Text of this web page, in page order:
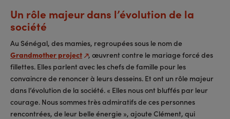
Un rôle majeur dans l’évolution de la
société
Au Sénégal, des mamies, regroupées sous le nom de
Grandmother project , œuvrent contre le mariage forcé des
fillettes. Elles parlent avec les chefs de famille pour les
convaincre de renoncer à leurs desseins. Et ont un rôle majeur
dans l’évolution de la société. « Elles nous ont bluffés par leur
courage. Nous sommes très admiratifs de ces personnes
rencontrées, de leur belle énergie », ajoute Clément, qui